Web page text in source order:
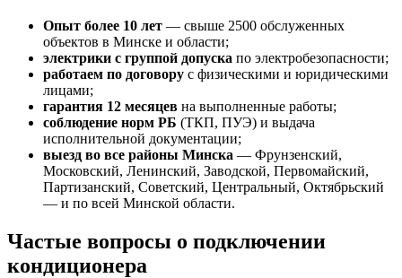
Опыт более 10 лет — свыше 2500 обслуженных
объектов в Минске и области;
электрики с группой допуска по электробезопасности;
работаем по договору с физическими и юридическими
лицами;
гарантия 12 месяцев на выполненные работы;
соблюдение норм РБ (ТКП, ПУЭ) и выдача
исполнительной документации;
выезд во все районы Минска — Фрунзенский,
Московский, Ленинский, Заводской, Первомайский,
Партизанский, Советский, Центральный, Октябрьский
— и по всей Минской области.
Частые вопросы о подключении
кондиционера